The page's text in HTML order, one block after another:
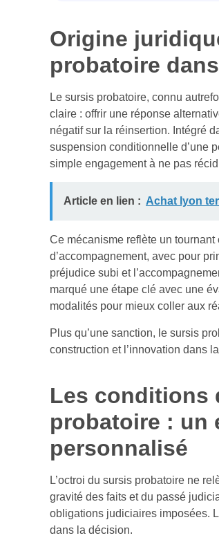
Origine
probatoire
Le sursis probatoire, connu
claire : offrir une réponse
négatif sur la réinsertion. Intégré
suspension conditionnelle d’une
simple engagement à ne pas
Article en lien : Achat lyon
Ce mécanisme reflète un
d’accompagnement, avec pour
préjudice subi et
marqué une étape clé avec une
modalités pour mieux coller aux
Plus qu’une sanction, le sursis
construction et l’innovation dans
Les conditions
probatoire : un
personnalisé
L’octroi du sursis probatoire ne
gravité des faits et du passé
obligations judiciaires imposées.
dans la décision.